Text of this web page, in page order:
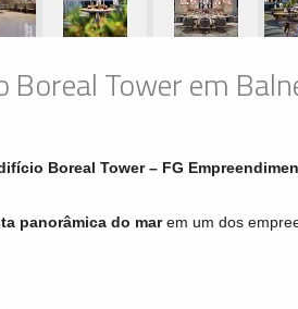
Tower em
Boreal Tower – FG
panorâmica do marem um dos